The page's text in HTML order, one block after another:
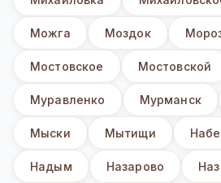
Можга Моздок
Мостовское Мостовской
Муравленко Мурманск
Мыски Мытищи
Надым Назарово